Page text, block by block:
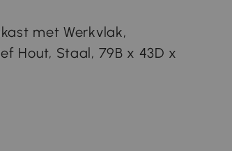
met Werkvlak,
Hout, Staal, 79B x 43D x